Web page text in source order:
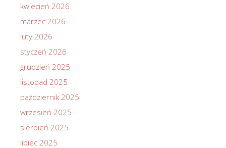
kwiecień 2026
marzec 2026
luty 2026
styczeń 2026
grudzień 2025
listopad 2025
październik 2025
wrzesień 2025
sierpień 2025
lipiec 2025